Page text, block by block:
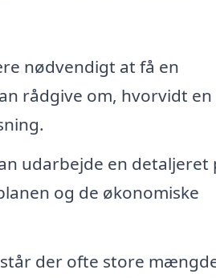
nødvendigt at få en
rådgive om, hvorvidt en
udarbejde en detaljeret
og de økonomiske
der ofte store